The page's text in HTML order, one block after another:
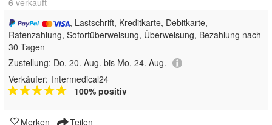
6 verkauft
, Lastschrift, Kreditkarte, Debitkarte,
Ratenzahlung, Sofortüberweisung, Überweisung, Bezahlung nach
30 Tagen
Zustellung: Do, 20. Aug. bis Mo, 24. Aug.
Verkäufer: Intermedical24
100% positiv
Merken Teilen